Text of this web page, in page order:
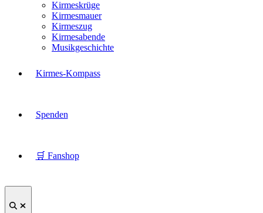
Kirmeskrüge
Kirmesmauer
Kirmeszug
Kirmesabende
Musikgeschichte
Kirmes-Kompass
Spenden
🛒 Fanshop
Suche